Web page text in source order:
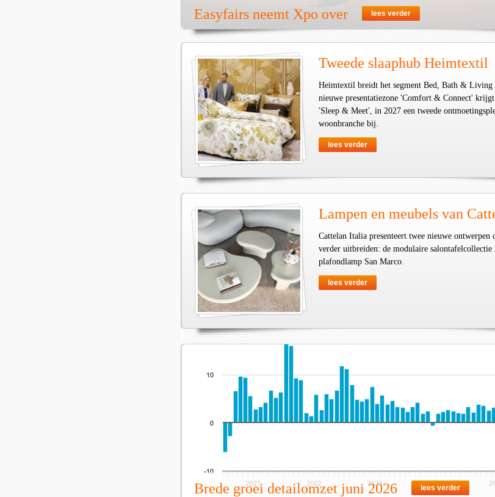
Easyfairs neemt Xpo over lees verder
Tweede slaaphub Heimtextil
Heimtextil breidt het segment Bed, Bath & Living
nieuwe presentatiezone 'Comfort & Connect' krijgt
'Sleep & Meet', in 2027 een tweede
woonbranche bij.
lees verder
Lampen en meubels van
Cattelan Italia presenteert twee nieuwe ontwerpen
verder uitbreiden: de modulaire salontafelcollectie
plafondlamp San Marco.
lees verder
Brede groei detailomzet juni 2026 lees verder